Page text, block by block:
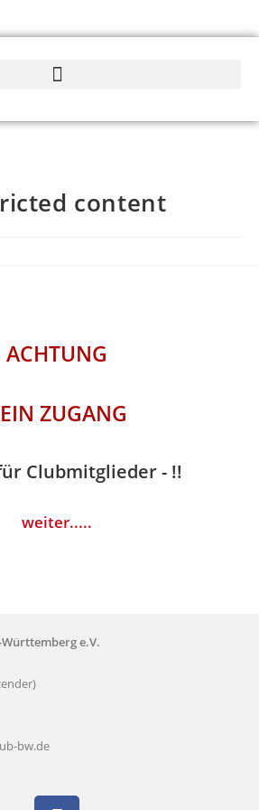
content
ACHTUNG
ZUGANG
Clubmitglieder - !!
weiter.....
e.V.
bw.de